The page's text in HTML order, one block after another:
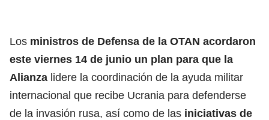
Los ministros de Defensa de la OTAN acordaron
este viernes 14 de junio un plan para que la
Alianza lidere la coordinación de la ayuda militar
internacional que recibe Ucrania para defenderse
de la invasión rusa, así como de las iniciativas de